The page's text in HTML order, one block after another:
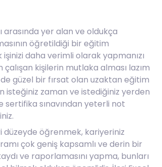
yer alan ve oldukça
öğretildiği bir eğitim
daha verimli olarak yapmanızı
kişilerin mutlaka alması lazım
güzel bir fırsat olan uzaktan eğitim
isteğiniz zaman ve istediğiniz yerden
sertifika sınavından yeterli not
düzeyde öğrenmek, kariyeriniz
çok geniş kapsamlı ve derin bir
ve raporlamasını yapma, bunları